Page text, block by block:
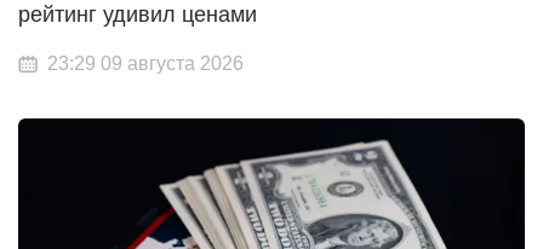
рейтинг удивил ценами
23:29 09 августа 2026